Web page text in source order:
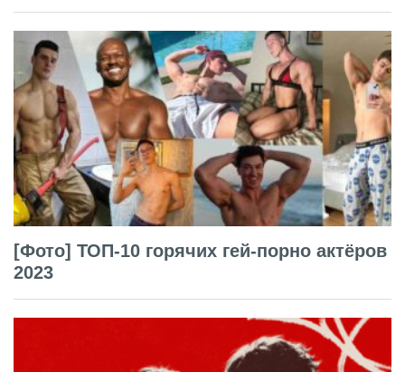
[Фото] ТОП-10 горячих гей-порно актёров
2023